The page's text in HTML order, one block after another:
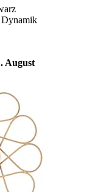
Dynamik
August